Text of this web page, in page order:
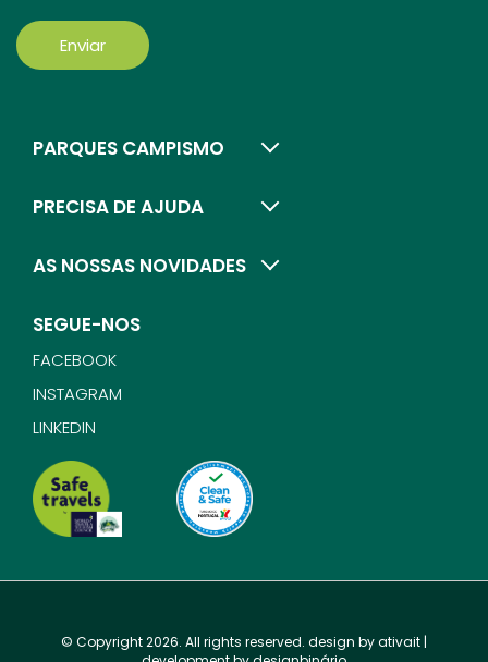
Enviar
PARQUES CAMPISMO
PRECISA DE AJUDA
AS NOSSAS NOVIDADES
SEGUE-NOS
FACEBOOK
INSTAGRAM
LINKEDIN
© Copyright 2026. All rights reserved. design byativait |